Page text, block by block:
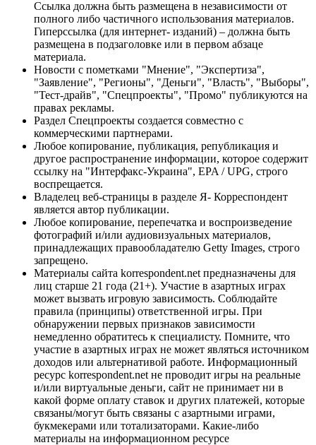
Ссылка должна быть размещена в независимости от
полного либо частичного использования материалов.
Гиперссылка (для интернет- изданий) – должна быть
размещена в подзаголовке или в первом абзаце
материала.
Новости с пометками "Мнение", "Экспертиза",
"Заявление", "Регионы", "Деньги", "Власть", "Выборы",
"Тест-драйв", "Спецпроекты", "Промо" публикуются на
правах рекламы.
Раздел Спецпроекты создается совместно с
коммерческими партнерами.
Любое копирование, публикация, републикация и
другое распространение информации, которое содержит
ссылку на "Интерфакс-Украина", EPA / UPG, строго
воспрещается.
Владелец веб-страницы в разделе Я- Корреспондент
является автор публикации.
Любое копирование, перепечатка и воспроизведение
фотографий и/или аудиовизуальных материалов,
принадлежащих правообладателю Getty Images, строго
запрещено.
Материалы сайта korrespondent.net предназначены для
лиц старше 21 года (21+). Участие в азартных играх
может вызвать игровую зависимость. Соблюдайте
правила (принципы) ответственной игры. При
обнаружении первых признаков зависимости
немедленно обратитесь к специалисту. Помните, что
участие в азартных играх не может являться источником
доходов или альтернативой работе. Информационный
ресурс korrespondent.net не проводит игры на реальные
и/или виртуальные деньги, сайт не принимает ни в
какой форме оплату ставок и других платежей, которые
связаны/могут быть связаны с азартными играми,
букмекерами или тотализаторами. Какие-либо
материалы на информационном ресурсе